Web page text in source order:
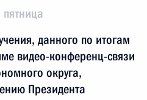
данного по итогам
видео-конференц-связи
округа,
Президента